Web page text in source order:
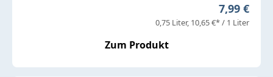
Regulärer
7,99 €
0,75 Liter 10,65 €* / 1 Liter
Zum Produkt